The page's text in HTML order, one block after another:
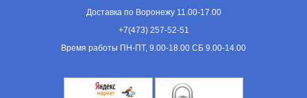
Доставка по Воронежу 11.00-17.00
+7(473) 257-52-51
Время работы ПН-ПТ, 9.00-18.00 СБ 9.00-14.00